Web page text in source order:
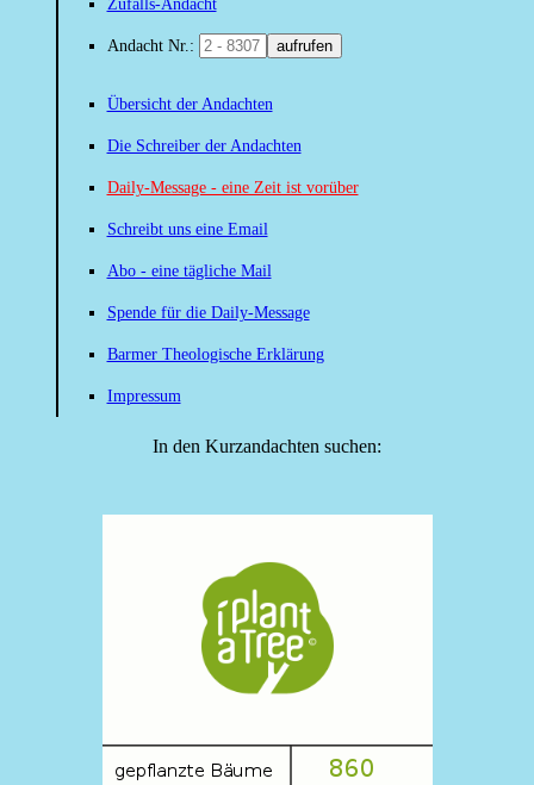
Zufalls-Andacht
Andacht Nr.: aufrufen
Übersicht der Andachten
Die Schreiber der Andachten
Daily-Message - eine Zeit ist vorüber
Schreibt uns eine Email
Abo - eine tägliche Mail
Spende für die Daily-Message
Barmer Theologische Erklärung
Impressum
In den Kurzandachten suchen: